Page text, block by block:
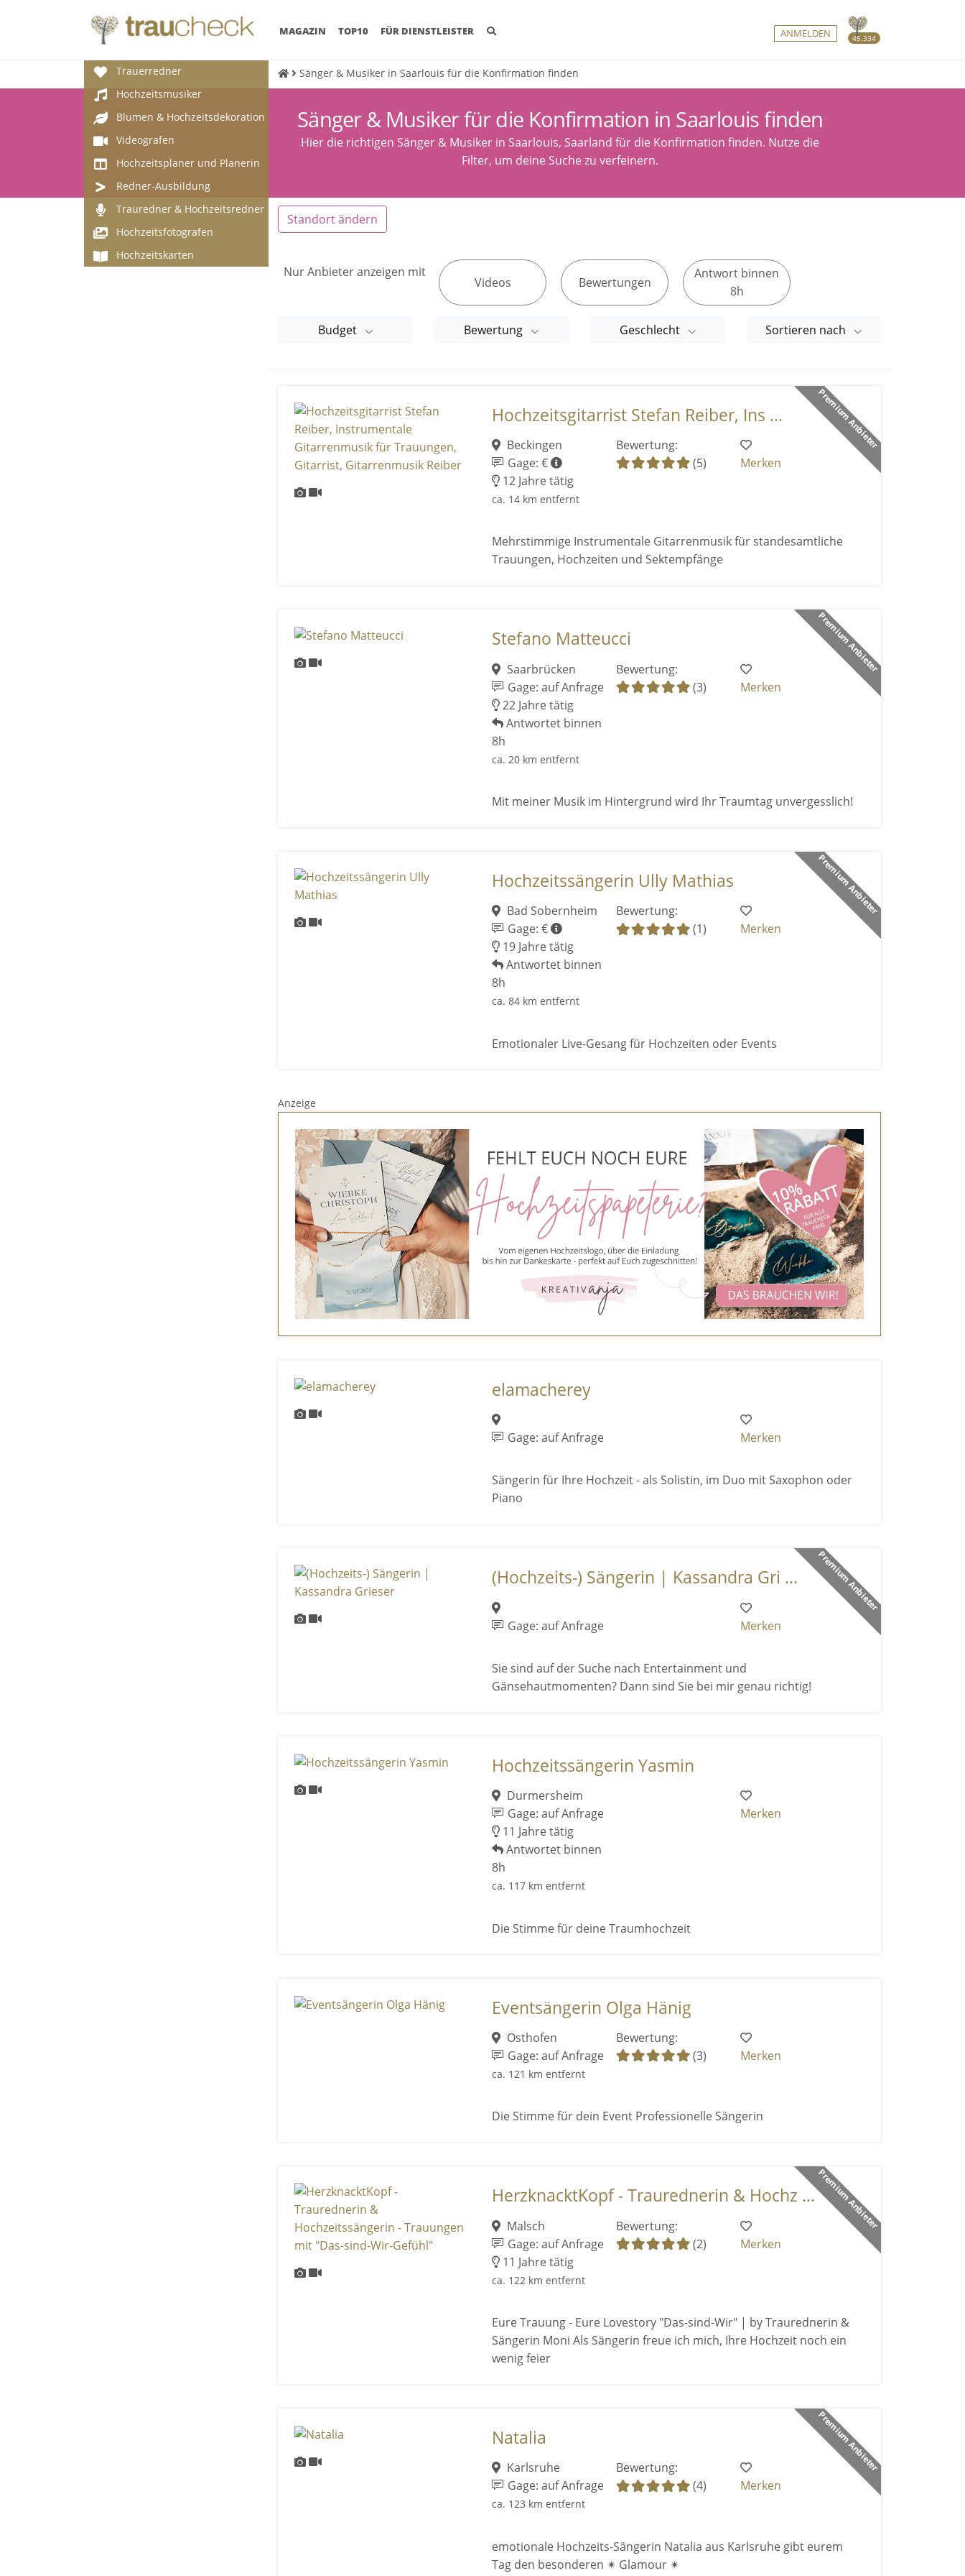
45.334
MAGAZIN (CURRENT)
TOP10 FÜR DIENSTLEISTER ANMELDEN
Trauerredner
Hochzeitsmusiker
Blumen & Hochzeitsdekoration
Videografen
Hochzeitsplaner und Planerin
Redner-Ausbildung
Trauredner & Hochzeitsredner
Hochzeitsfotografen
Hochzeitskarten
Sänger & Musiker in Saarlouis für die Konfirmation finden
Sänger & Musiker für die Konfirmation in Saarlouis finden
Hier die richtigen Sänger & Musiker in Saarlouis, Saarland für die Konfirmation finden. Nutze die
Filter, um deine Suche zu verfeinern.
Standort ändern
Nur Anbieter anzeigen mit
Videos Bewertungen
Antwort binnen
8h
Budget Bewertung Geschlecht Sortieren nach
Premium Anbieter
Hochzeitsgitarrist Stefan Reiber, Ins ...
Beckingen
Gage: €
12 Jahre tätig
ca. 14 km entfernt
Bewertung:
(5)
Merken
Mehrstimmige Instrumentale Gitarrenmusik für standesamtliche
Trauungen, Hochzeiten und Sektempfänge
Premium Anbieter
Stefano Matteucci
Saarbrücken
Gage: auf Anfrage
22 Jahre tätig
Antwortet binnen
8h
ca. 20 km entfernt
Bewertung:
(3)
Merken
Mit meiner Musik im Hintergrund wird Ihr Traumtag unvergesslich!
Premium Anbieter
Hochzeitssängerin Ully Mathias
Bad Sobernheim
Gage: €
19 Jahre tätig
Antwortet binnen
8h
ca. 84 km entfernt
Bewertung:
(1)
Merken
Emotionaler Live-Gesang für Hochzeiten oder Events
Anzeige
elamacherey
Gage: auf Anfrage Merken
Sängerin für Ihre Hochzeit - als Solistin, im Duo mit Saxophon oder
Piano
Premium Anbieter
(Hochzeits-) Sängerin | Kassandra Gri ...
Gage: auf Anfrage Merken
Sie sind auf der Suche nach Entertainment und
Gänsehautmomenten? Dann sind Sie bei mir genau richtig!
Hochzeitssängerin Yasmin
Durmersheim
Gage: auf Anfrage
11 Jahre tätig
Antwortet binnen
8h
ca. 117 km entfernt
Merken
Die Stimme für deine Traumhochzeit
Eventsängerin Olga Hänig
Osthofen
Gage: auf Anfrage
ca. 121 km entfernt
Bewertung:
(3)
Merken
Die Stimme für dein Event Professionelle Sängerin
Premium Anbieter
HerzknacktKopf - Traurednerin & Hochz ...
Malsch
Gage: auf Anfrage
11 Jahre tätig
ca. 122 km entfernt
Bewertung:
(2)
Merken
Eure Trauung - Eure Lovestory "Das-sind-Wir" | by Traurednerin &
Sängerin Moni Als Sängerin freue ich mich, Ihre Hochzeit noch ein
wenig feier
Premium Anbieter
Natalia
Karlsruhe
Gage: auf Anfrage
ca. 123 km entfernt
Bewertung:
(4)
Merken
emotionale Hochzeits-Sängerin Natalia aus Karlsruhe gibt eurem
Tag den besonderen ✴ Glamour ✴